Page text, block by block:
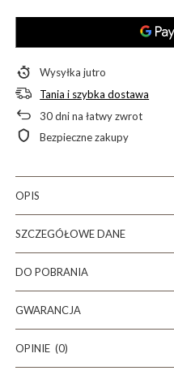
Wysyłkajutro
Tania i szybka dostawa
30dni na łatwy zwrot
Bezpieczne zakupy
OPIS
SZCZEGÓŁOWE DANE
DO POBRANIA
GWARANCJA
OPINIE (0)